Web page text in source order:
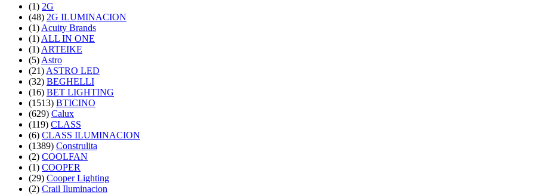
(1) 2G
(48) 2G ILUMINACION
(1) Acuity Brands
(1) ALL IN ONE
(1) ARTEIKE
(5) Astro
(21) ASTRO LED
(32) BEGHELLI
(16) BET LIGHTING
(1513) BTICINO
(629) Calux
(119) CLASS
(6) CLASS ILUMINACION
(1389) Construlita
(2) COOLFAN
(1) COOPER
(29) Cooper Lighting
(2) Crail Iluminacion